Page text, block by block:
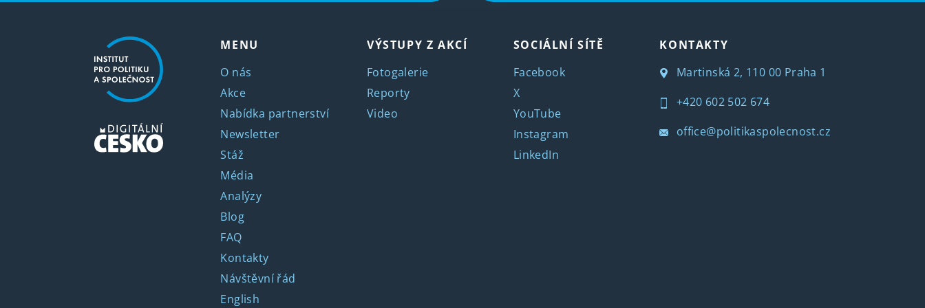
MENU
O nás
Akce
Nabídka partnerství
Newsletter
Stáž
Média
Analýzy
Blog
FAQ
Kontakty
Návštěvní řád
English
VÝSTUPY Z AKCÍ
Fotogalerie
Reporty
Video
SOCIÁLNÍ SÍTĚ
Facebook
X
YouTube
Instagram
LinkedIn
KONTAKTY
Martinská 2, 110 00 Praha 1
+420 602 502 674
office@politikaspolecnost.cz